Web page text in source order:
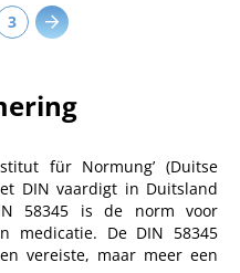
3
für Normung’ (Duitse
DIN vaardigt in Duitsland
58345 is de norm voor
medicatie. De DIN 58345
vereiste, maar meer een